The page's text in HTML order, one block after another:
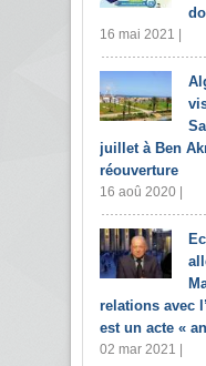
16 mai 2021 |
juillet à Ben
réouverture
16 aoû 2020 |
relations avec
est un acte «
02 mar 2021 |